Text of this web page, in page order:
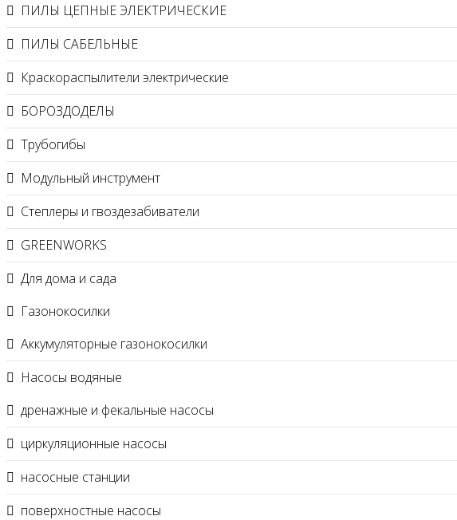
ПИЛЫ ЦЕПНЫЕ ЭЛЕКТРИЧЕСКИЕ
ПИЛЫ САБЕЛЬНЫЕ
Краскораспылители электрические
БОРОЗДОДЕЛЫ
Трубогибы
Модульный инструмент
Степлеры и гвоздезабиватели
GREENWORKS
Для дома и сада
Газонокосилки
Аккумуляторные газонокосилки
Насосы водяные
дренажные и фекальные насосы
циркуляционные насосы
насосные станции
поверхностные насосы